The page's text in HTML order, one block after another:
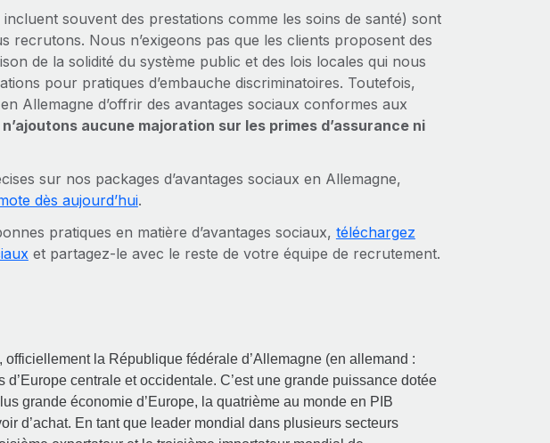
souvent des prestations comme les soins de santé) sont
recrutons. Nous n’exigeons pas que les clients proposent des
de la solidité du système public et des lois locales qui nous
pour pratiques d’embauche discriminatoires. Toutefois,
Allemagne d’offrir des avantages sociaux conformes aux
aucune majoration sur les primes d’assurance ni
sur nos packages d’avantages sociaux en Allemagne,
dès aujourd’hui.
pratiques en matière d’avantages sociaux, téléchargez
et partagez‑le avec le reste de votre équipe de recrutement.
la République fédérale d’Allemagne (en allemand :
centrale et occidentale. C’est une grande puissance dotée
grande économie d’Europe, la quatrième au monde en PIB
d’achat. En tant que leader mondial dans plusieurs secteurs